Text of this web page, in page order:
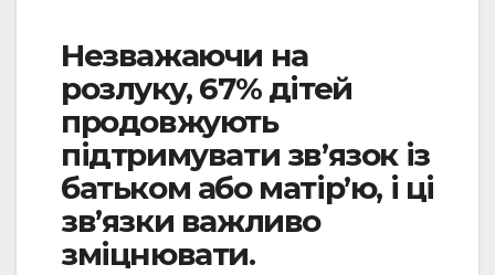
Незважаючи на
розлуку, 67% дітей
продовжують
підтримувати зв’язок із
батьком або матір’ю, і ці
зв’язки важливо
зміцнювати.